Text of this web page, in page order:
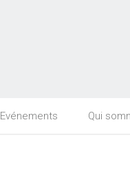
Evénements Qui